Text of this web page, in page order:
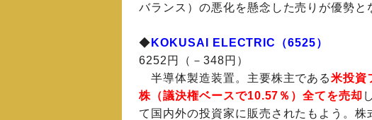
バランス）の悪化を懸念した売りが優勢と
◆ KOKUSAI ELECTRIC（6525）
6252円（－348円）
半導体製造装置。主要株主である米投資
株（議決権ベースで10.57％）全てを売却
て国内外の投資家に販売されたもよう。